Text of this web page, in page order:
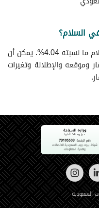
السلام؟
يبلغ عائد الاستثمار في فلل في السلام ما نسبته 4.04%. يمكن أن
وموقعه والإطلالة وتغيرات